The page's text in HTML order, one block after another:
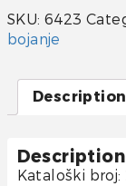
1
1/2
"
SKU: 6423
bojanje
Description
Description
Kataloški broj: